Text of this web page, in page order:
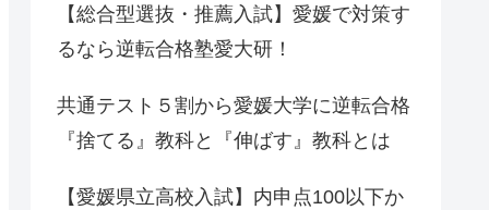
【総合型選抜・推薦入試】愛媛で対策す
るなら逆転合格塾愛大研！
共通テスト５割から愛媛大学に逆転合格
『捨てる』教科と『伸ばす』教科とは
【愛媛県立高校入試】内申点100以下か